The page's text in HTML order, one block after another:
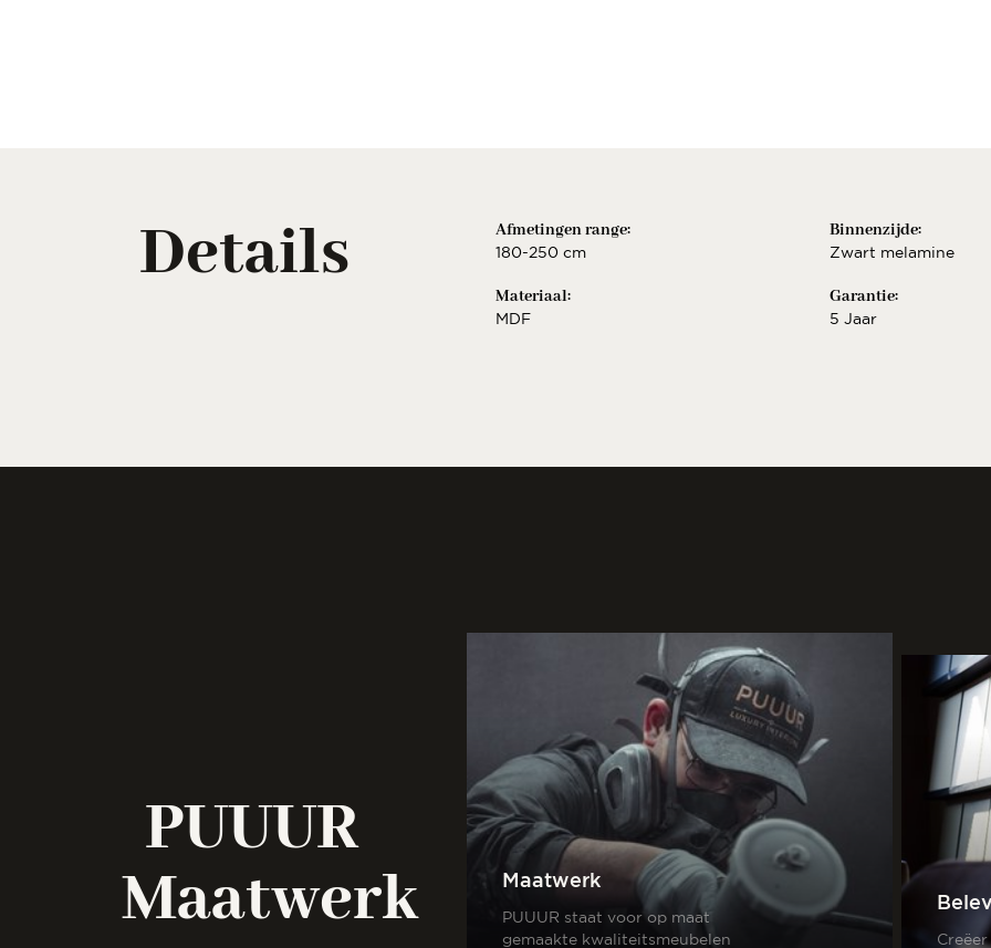
Details Afmetingen range:
180-250 cm
Binnenzijde:
Zwart melamine
Materiaal:
MDF
Garantie:
5 Jaar
PUUUR
Maatwerk
Maatwerk
PUUUR staat voor op maat
gemaakte kwaliteitsmeubelen